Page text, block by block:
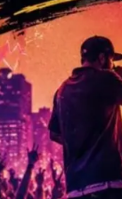
2026-08-08